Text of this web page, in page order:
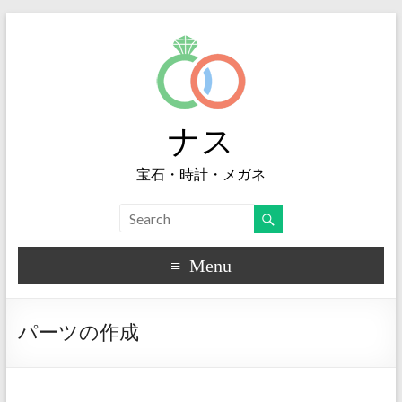
ナス
宝石・時計・メガネ
Menu
パーツの作成